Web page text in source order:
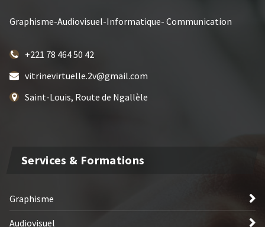
Graphisme-Audiovisuel-Informatique- Communication
+221 78 464 50 42
vitrinevirtuelle.2v@gmail.com
Saint-Louis, Route de Ngallèle
Services & Formations
Graphisme
Audiovisuel